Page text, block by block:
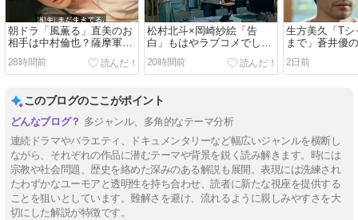
朝ドラ「風薫る」直美のお
相手は中村倫也？薩摩軍人
の吾郎？
28時間前
松村北斗×岡崎紗絵「告
白」もはやラブコメでしょ
20時間前
生方美久「Tシ
まで」蒼井優
カット電話７
2日前
このブログのここがポイント
多ジャンル、多角的なテーマ分析
連続ドラマやバラエティ、ドキュメンタリーなど幅広いジャンルを横断し
ながら、それぞれの作品に潜むテーマや背景を鋭く読み解きます。時には
宗教や社会問題、歴史を絡めた深みのある解説も展開。表現には洗練され
たわずかなユーモアと透明性を持ち合わせ、読者に新たな視座を提供する
ことを狙いとしています。難解さを避け、流れるように親しみやすさを大
切にした解説が特徴です。